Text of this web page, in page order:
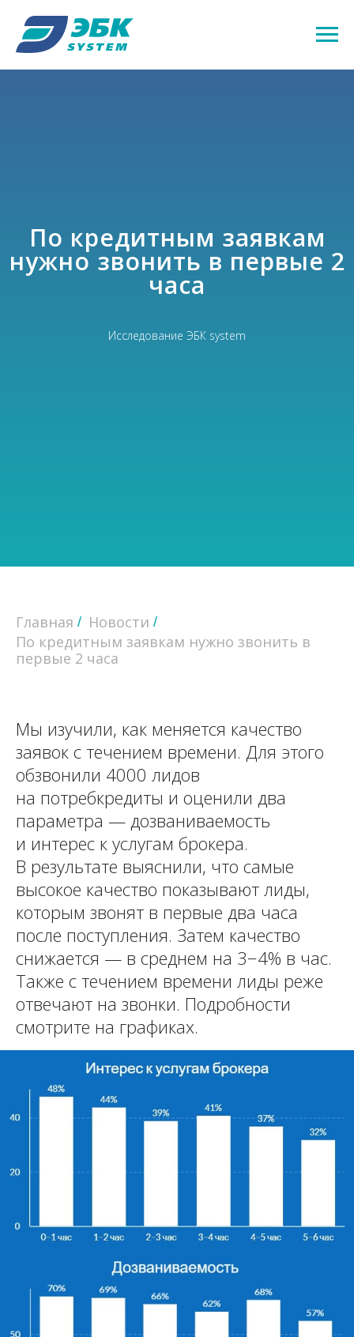
По кредитным заявкам
нужно звонить в первые 2
часа
Исследование ЭБК system
Главная / Новости /
По кредитным заявкам нужно звонить в
первые 2 часа
Мы изучили, как меняется качество
заявок с течением времени. Для этого
обзвонили 4000 лидов
на потребкредиты и оценили два
параметра — дозваниваемость
и интерес к услугам брокера.
В результате выяснили, что самые
высокое качество показывают лиды,
которым звонят в первые два часа
после поступления. Затем качество
снижается — в среднем на 3−4% в час.
Также с течением времени лиды реже
отвечают на звонки. Подробности
смотрите на графиках.